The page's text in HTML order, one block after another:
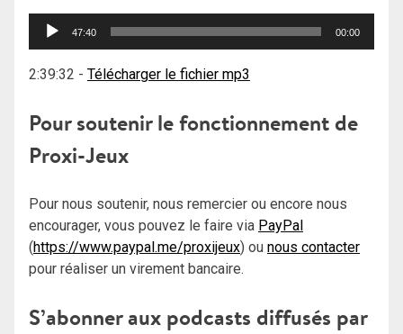
Lecteur
47:40 00:00
2:39:32 - Télécharger le fichier mp3
Pour soutenir le fonctionnement de
Proxi-Jeux
Pour nous soutenir, nous remercier ou encore nous
encourager, vous pouvez le faire via PayPal
(https://www.paypal.me/proxijeux) ou nous contacter
pour réaliser un virement bancaire.
S’abonner aux podcasts diffusés par